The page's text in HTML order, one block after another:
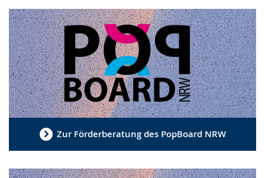
Zur Förderberatung des PopBoard NRW